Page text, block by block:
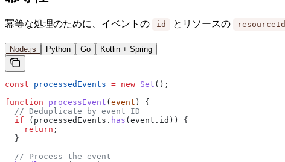
冪等な処理のために、イベントの id とリソースの resourceId
Node.js Python Go Kotlin + Spring
const processedEvents = new Set ();
function processEvent (event ) {
  // Deduplicate by event ID
  if
( processedEvents . has (event . id )) {
    return
;
  }
  // Process the event